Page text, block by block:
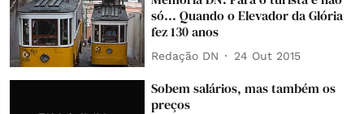
só... Quando o Elevador da Glória
fez 130 anos
Redação DN 24 Out 2015
Sobem salários, mas também os
preços